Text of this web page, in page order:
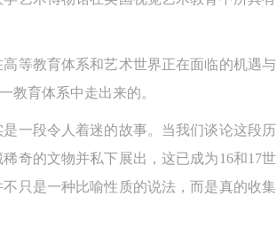
等教育体系和艺术世界正在面临的机遇与
教育体系中走出来的。
一段令人着迷的故事。当我们谈论这段历
奇的文物并私下展出，这已成为16和17世
只是一种比喻性质的说法，而是真的收集